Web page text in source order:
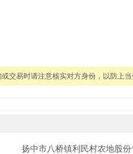
交易时请注意核实对方身份，以防上当
扬中市八桥镇利民村农地股